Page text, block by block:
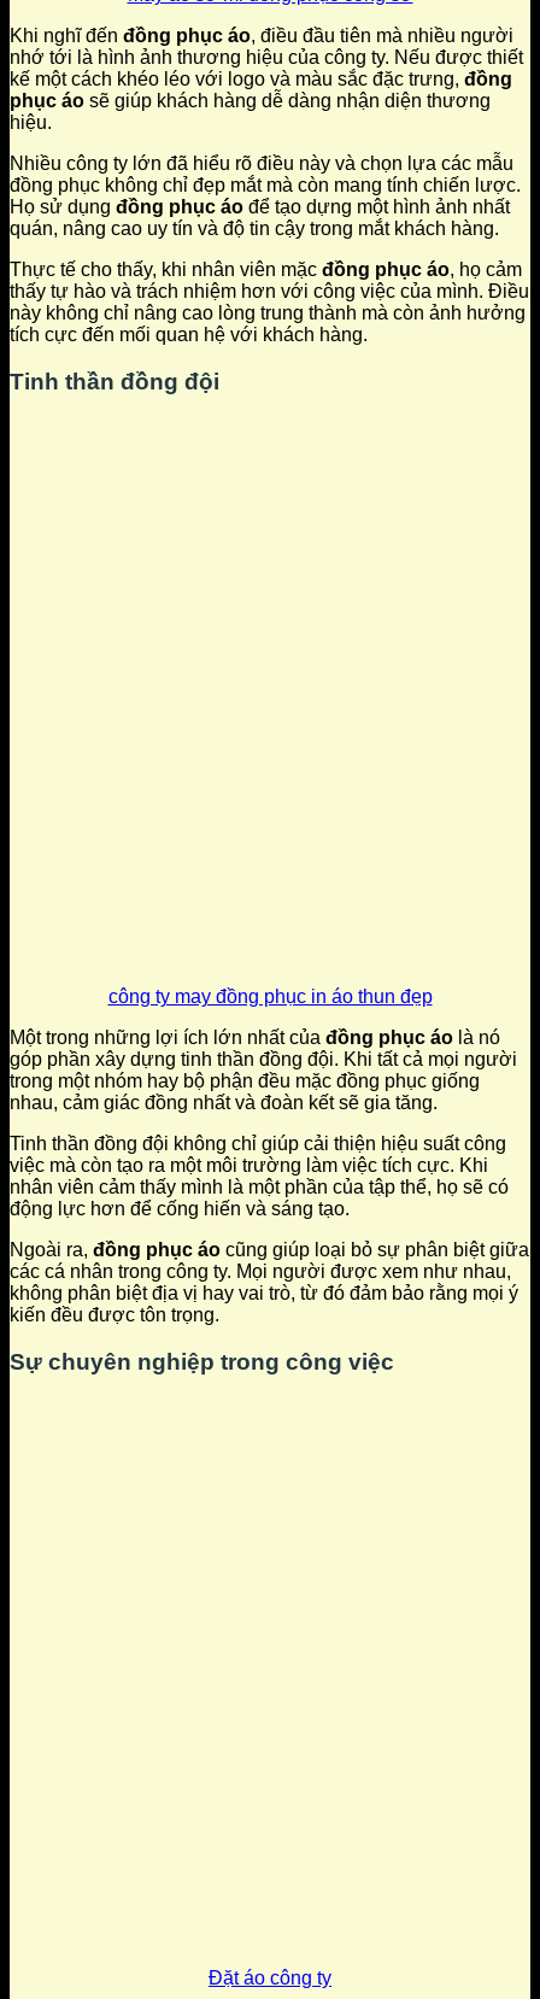
Khi nghĩ đến đồng phục áo, điều đầu tiên mà nhiều người
nhớ tới là hình ảnh thương hiệu của công ty. Nếu được thiết
kế một cách khéo léo với logo và màu sắc đặc trưng, đồng
phục áo sẽ giúp khách hàng dễ dàng nhận diện thương
hiệu.
Nhiều công ty lớn đã hiểu rõ điều này và chọn lựa các mẫu
đồng phục không chỉ đẹp mắt mà còn mang tính chiến lược.
Họ sử dụng đồng phục áo để tạo dựng một hình ảnh nhất
quán, nâng cao uy tín và độ tin cậy trong mắt khách hàng.
Thực tế cho thấy, khi nhân viên mặc đồng phục áo, họ cảm
thấy tự hào và trách nhiệm hơn với công việc của mình. Điều
này không chỉ nâng cao lòng trung thành mà còn ảnh hưởng
tích cực đến mối quan hệ với khách hàng.
Tinh thần đồng đội
công ty may đồng phục in áo thun đẹp
Một trong những lợi ích lớn nhất của đồng phục áo là nó
góp phần xây dựng tinh thần đồng đội. Khi tất cả mọi người
trong một nhóm hay bộ phận đều mặc đồng phục giống
nhau, cảm giác đồng nhất và đoàn kết sẽ gia tăng.
Tinh thần đồng đội không chỉ giúp cải thiện hiệu suất công
việc mà còn tạo ra một môi trường làm việc tích cực. Khi
nhân viên cảm thấy mình là một phần của tập thể, họ sẽ có
động lực hơn để cống hiến và sáng tạo.
Ngoài ra, đồng phục áo cũng giúp loại bỏ sự phân biệt giữa
các cá nhân trong công ty. Mọi người được xem như nhau,
không phân biệt địa vị hay vai trò, từ đó đảm bảo rằng mọi ý
kiến đều được tôn trọng.
Sự chuyên nghiệp trong công việc
Đặt áo công ty